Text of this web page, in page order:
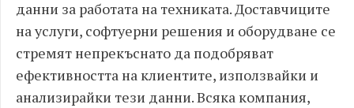
данни за работата на техниката. Доставчиците
на услуги, софтуерни решения и оборудване се
стремят непрекъснато да подобряват
ефективността на клиентите, използвайки и
анализирайки тези данни. Всяка компания,